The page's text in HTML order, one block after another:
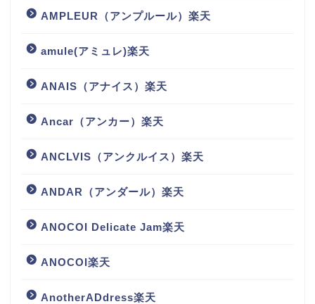
AMPLEUR（アンプルール）楽天
amule(アミュレ)楽天
ANAIS（アナイス）楽天
Ancar（アンカー）楽天
ANCLVIS（アンクルイス）楽天
ANDAR（アンダール）楽天
ANOCOI Delicate Jam楽天
ANOCOI楽天
AnotherADdress楽天